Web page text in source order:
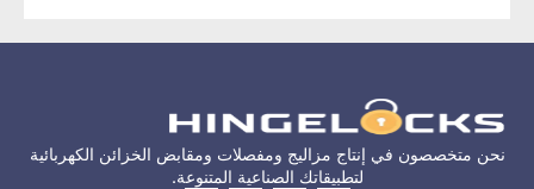
نحن متخصصون في إنتاج مزاليج ومفصلات ومقابض الخزائن الكهربائية
لتطبيقاتك الصناعية المتنوعة.